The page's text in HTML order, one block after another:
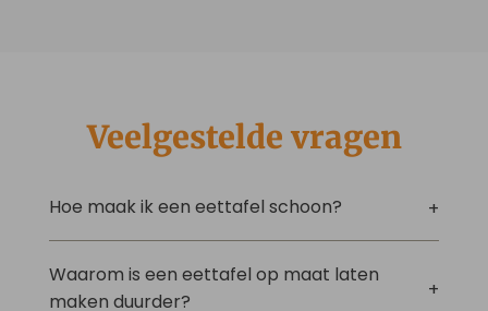
Veelgestelde vragen
Hoe maak ik een eettafel schoon?
Waarom is een eettafel op maat laten
maken duurder?